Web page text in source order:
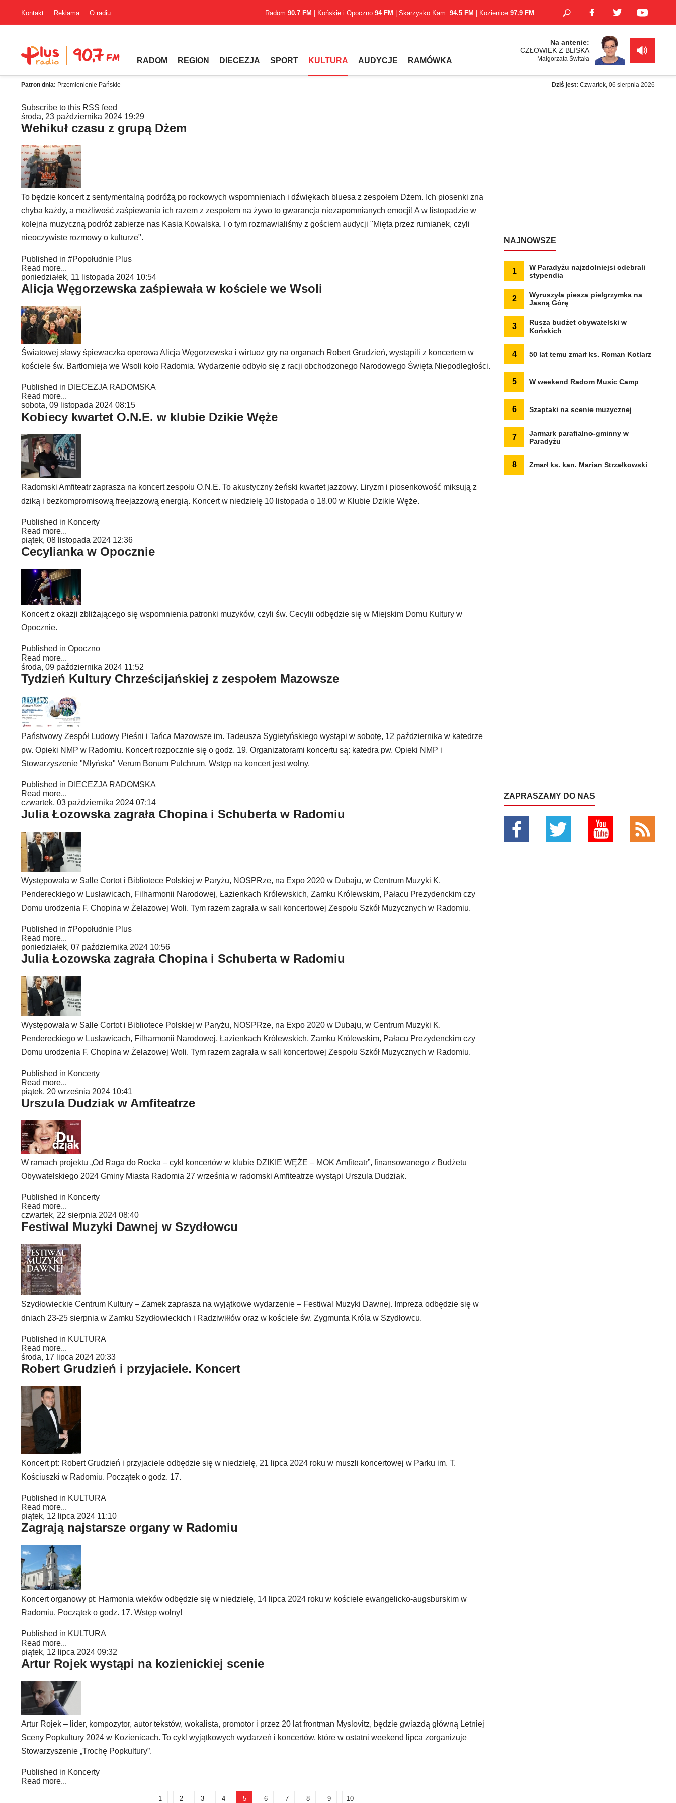
Kontakt Reklama O radiu Radom 90.7 FM | Końskie i Opoczno 94 FM | Skarżysko Kam. 94.5 FM | Kozienice 97.9 FM
RADOM REGION DIECEZJA SPORT KULTURA AUDYCJE RAMÓWKA
Na antenie:
CZŁOWIEK Z BLISKA
Małgorzata Świtała
Patron dnia: Przemienienie Pańskie Dziś jest: Czwartek, 06 sierpnia 2026
Subscribe to this RSS feed
środa, 23 października 2024 19:29
Wehikuł czasu z grupą Dżem
To będzie koncert z sentymentalną podróżą po rockowych wspomnieniach i dźwiękach bluesa z zespołem Dżem. Ich piosenki zna
chyba każdy, a możliwość zaśpiewania ich razem z zespołem na żywo to gwarancja niezapomnianych emocji! A w listopadzie w
kolejna muzyczną podróż zabierze nas Kasia Kowalska. I o tym rozmawialiśmy z gościem audycji "Mięta przez rumianek, czyli
nieoczywiste rozmowy o kulturze".
Published in #Popołudnie Plus
Read more...
poniedziałek, 11 listopada 2024 10:54
Alicja Węgorzewska zaśpiewała w kościele we Wsoli
Światowej sławy śpiewaczka operowa Alicja Węgorzewska i wirtuoz gry na organach Robert Grudzień, wystąpili z koncertem w
kościele św. Bartłomieja we Wsoli koło Radomia. Wydarzenie odbyło się z racji obchodzonego Narodowego Święta Niepodległości.
Published in DIECEZJA RADOMSKA
Read more...
sobota, 09 listopada 2024 08:15
Kobiecy kwartet O.N.E. w klubie Dzikie Węże
Radomski Amfiteatr zaprasza na koncert zespołu O.N.E. To akustyczny żeński kwartet jazzowy. Liryzm i piosenkowość miksują z
dziką i bezkompromisową freejazzową energią. Koncert w niedzielę 10 listopada o 18.00 w Klubie Dzikie Węże.
Published in Koncerty
Read more...
piątek, 08 listopada 2024 12:36
Cecylianka w Opocznie
Koncert z okazji zbliżającego się wspomnienia patronki muzyków, czyli św. Cecylii odbędzie się w Miejskim Domu Kultury w
Opocznie.
Published in Opoczno
Read more...
środa, 09 października 2024 11:52
Tydzień Kultury Chrześcijańskiej z zespołem Mazowsze
Państwowy Zespół Ludowy Pieśni i Tańca Mazowsze im. Tadeusza Sygietyńskiego wystąpi w sobotę, 12 października w katedrze
pw. Opieki NMP w Radomiu. Koncert rozpocznie się o godz. 19. Organizatorami koncertu są: katedra pw. Opieki NMP i
Stowarzyszenie "Młyńska" Verum Bonum Pulchrum. Wstęp na koncert jest wolny.
Published in DIECEZJA RADOMSKA
Read more...
czwartek, 03 października 2024 07:14
Julia Łozowska zagrała Chopina i Schuberta w Radomiu
Występowała w Salle Cortot i Bibliotece Polskiej w Paryżu, NOSPRze, na Expo 2020 w Dubaju, w Centrum Muzyki K.
Pendereckiego w Lusławicach, Filharmonii Narodowej, Łazienkach Królewskich, Zamku Królewskim, Pałacu Prezydenckim czy
Domu urodzenia F. Chopina w Żelazowej Woli. Tym razem zagrała w sali koncertowej Zespołu Szkół Muzycznych w Radomiu.
Published in #Popołudnie Plus
Read more...
poniedziałek, 07 października 2024 10:56
Julia Łozowska zagrała Chopina i Schuberta w Radomiu
Występowała w Salle Cortot i Bibliotece Polskiej w Paryżu, NOSPRze, na Expo 2020 w Dubaju, w Centrum Muzyki K.
Pendereckiego w Lusławicach, Filharmonii Narodowej, Łazienkach Królewskich, Zamku Królewskim, Pałacu Prezydenckim czy
Domu urodzenia F. Chopina w Żelazowej Woli. Tym razem zagrała w sali koncertowej Zespołu Szkół Muzycznych w Radomiu.
Published in Koncerty
Read more...
piątek, 20 września 2024 10:41
Urszula Dudziak w Amfiteatrze
W ramach projektu „Od Raga do Rocka – cykl koncertów w klubie DZIKIE WĘŻE – MOK Amfiteatr”, finansowanego z Budżetu
Obywatelskiego 2024 Gminy Miasta Radomia 27 września w radomski Amfiteatrze wystąpi Urszula Dudziak.
Published in Koncerty
Read more...
czwartek, 22 sierpnia 2024 08:40
Festiwal Muzyki Dawnej w Szydłowcu
Szydłowieckie Centrum Kultury – Zamek zaprasza na wyjątkowe wydarzenie – Festiwal Muzyki Dawnej. Impreza odbędzie się w
dniach 23-25 sierpnia w Zamku Szydłowieckich i Radziwiłłów oraz w kościele św. Zygmunta Króla w Szydłowcu.
Published in KULTURA
Read more...
środa, 17 lipca 2024 20:33
Robert Grudzień i przyjaciele. Koncert
Koncert pt: Robert Grudzień i przyjaciele odbędzie się w niedzielę, 21 lipca 2024 roku w muszli koncertowej w Parku im. T.
Kościuszki w Radomiu. Początek o godz. 17.
Published in KULTURA
Read more...
piątek, 12 lipca 2024 11:10
Zagrają najstarsze organy w Radomiu
Koncert organowy pt: Harmonia wieków odbędzie się w niedzielę, 14 lipca 2024 roku w kościele ewangelicko-augsburskim w
Radomiu. Początek o godz. 17. Wstęp wolny!
Published in KULTURA
Read more...
piątek, 12 lipca 2024 09:32
Artur Rojek wystąpi na kozienickiej scenie
Artur Rojek – lider, kompozytor, autor tekstów, wokalista, promotor i przez 20 lat frontman Myslovitz, będzie gwiazdą główną Letniej
Sceny Popkultury 2024 w Kozienicach. To cykl wyjątkowych wydarzeń i koncertów, które w ostatni weekend lipca zorganizuje
Stowarzyszenie „Trochę Popkultury”.
Published in Koncerty
Read more...
1 2 3 4 5 6 7 8 9 10
NAJNOWSZE
1
W Paradyżu najzdolniejsi odebrali
stypendia
2
Wyruszyła piesza pielgrzymka na
Jasną Górę
3
Rusza budżet obywatelski w
Końskich
4 50 lat temu zmarł ks. Roman Kotlarz
5 W weekend Radom Music Camp
6 Szaptaki na scenie muzycznej
7
Jarmark parafialno-gminny w
Paradyżu
8 Zmarł ks. kan. Marian Strzałkowski
ZAPRASZAMY DO NAS